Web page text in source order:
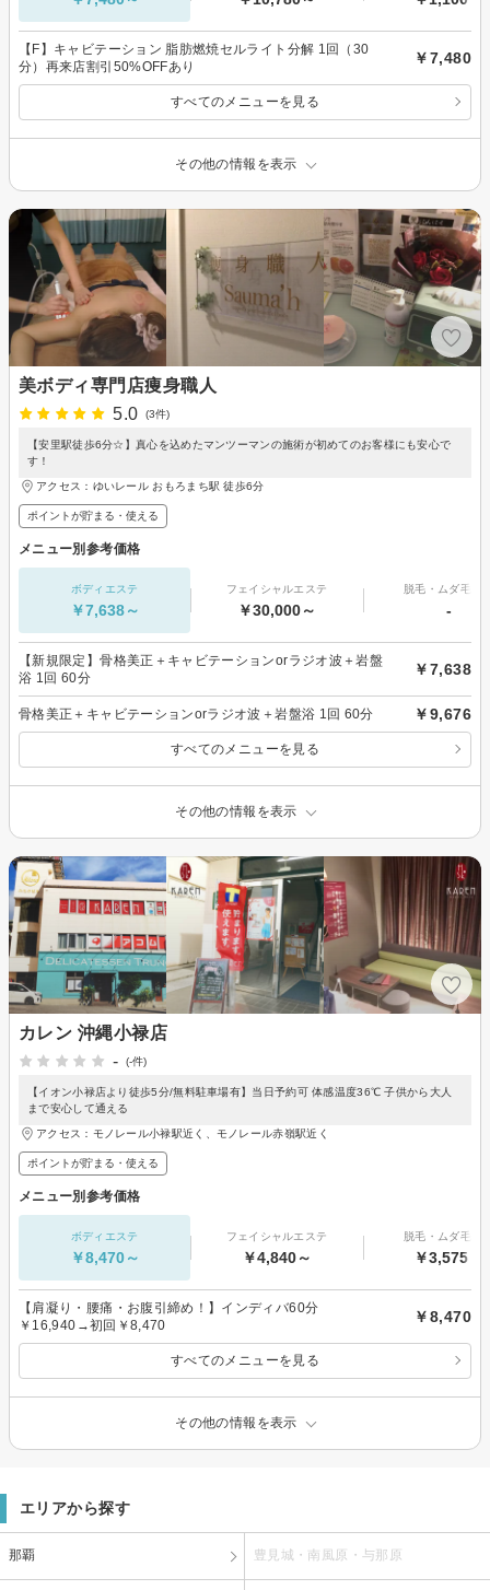
【F】キャビテーション 脂肪燃焼セルライト分解 1回（30
分）再来店割引50%OFFあり
￥7,480
すべてのメニューを見る
その他の情報を表示
美ボディ専門店痩身職人
5.0
(3件)
【安里駅徒歩6分☆】真心を込めたマンツーマンの施術が初めてのお客様にも安心で
す！
アクセス：ゆいレール おもろまち駅 徒歩6分
ポイントが貯まる・使える
メニュー別参考価格
ボディエステ
￥7,638～
フェイシャルエステ
￥30,000～
脱毛・ムダ毛処
-
【新規限定】骨格美正＋キャビテーションorラジオ波＋岩盤
浴 1回 60分
￥7,638
骨格美正＋キャビテーションorラジオ波＋岩盤浴 1回 60分 ￥9,676
すべてのメニューを見る
その他の情報を表示
カレン 沖縄小禄店
-
(-件)
【イオン小禄店より徒歩5分/無料駐車場有】当日予約可 体感温度36℃ 子供から大人
まで安心して通える
アクセス：モノレール小禄駅近く、モノレール赤嶺駅近く
ポイントが貯まる・使える
メニュー別参考価格
ボディエステ
￥8,470～
フェイシャルエステ
￥4,840～
脱毛・ムダ毛処
￥3,575～
【肩凝り・腰痛・お腹引締め！】インディバ60分
￥16,940→初回￥8,470
￥8,470
すべてのメニューを見る
その他の情報を表示
エリアから探す
那覇 豊見城・南風原・与那原